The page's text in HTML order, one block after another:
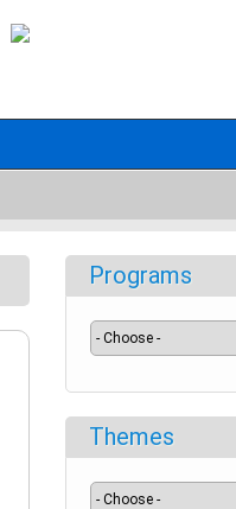
Programs
Themes